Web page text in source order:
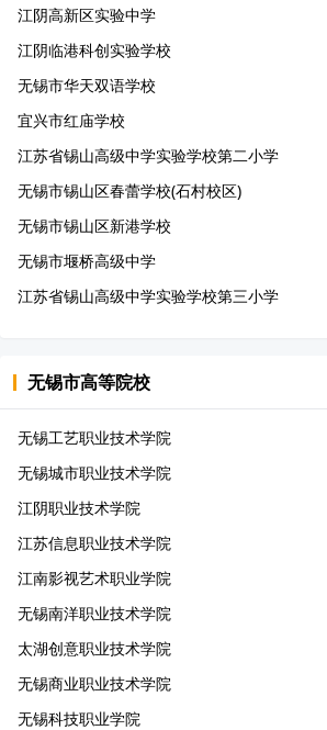
江阴高新区实验中学
江阴临港科创实验学校
无锡市华天双语学校
宜兴市红庙学校
江苏省锡山高级中学实验学校第二小学
无锡市锡山区春蕾学校(石村校区)
无锡市锡山区新港学校
无锡市堰桥高级中学
江苏省锡山高级中学实验学校第三小学
无锡市高等院校
无锡工艺职业技术学院
无锡城市职业技术学院
江阴职业技术学院
江苏信息职业技术学院
江南影视艺术职业学院
无锡南洋职业技术学院
太湖创意职业技术学院
无锡商业职业技术学院
无锡科技职业学院